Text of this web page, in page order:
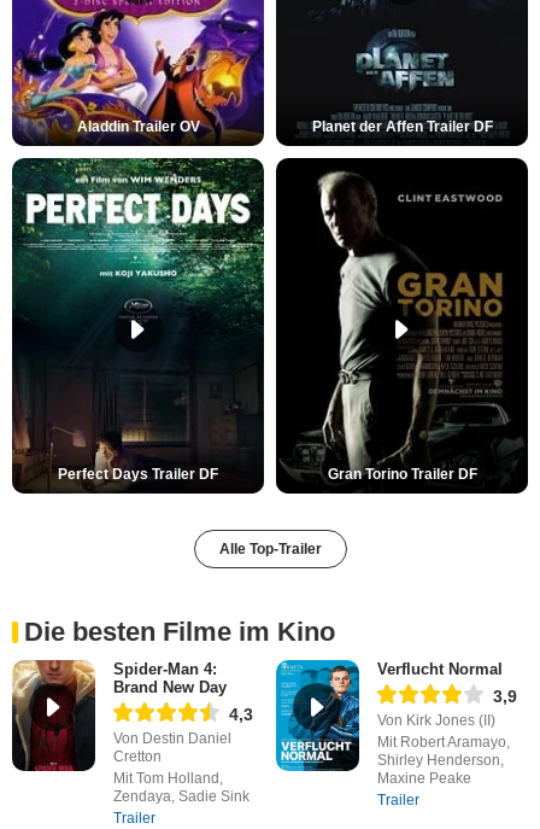
Aladdin Trailer OV Planet der Affen Trailer DF
Perfect Days Trailer DF Gran Torino Trailer DF
Alle Top-Trailer
Die besten Filme im Kino
Spider-Man 4:
Brand New Day
4,3
Von Destin Daniel
Cretton
Mit Tom Holland,
Zendaya, Sadie Sink
Trailer
Verflucht Normal
3,9
Von Kirk Jones (II)
Mit Robert Aramayo,
Shirley Henderson,
Maxine Peake
Trailer